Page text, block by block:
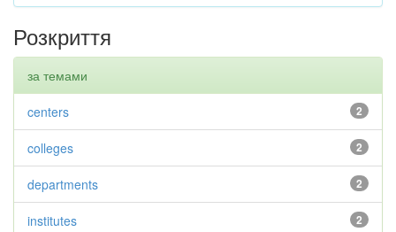
Розкриття
за темами
2
centers
2
colleges
2
departments
2
institutes